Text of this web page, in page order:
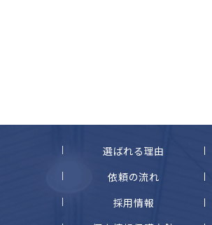
選ばれる理由
依頼の流れ
採用情報